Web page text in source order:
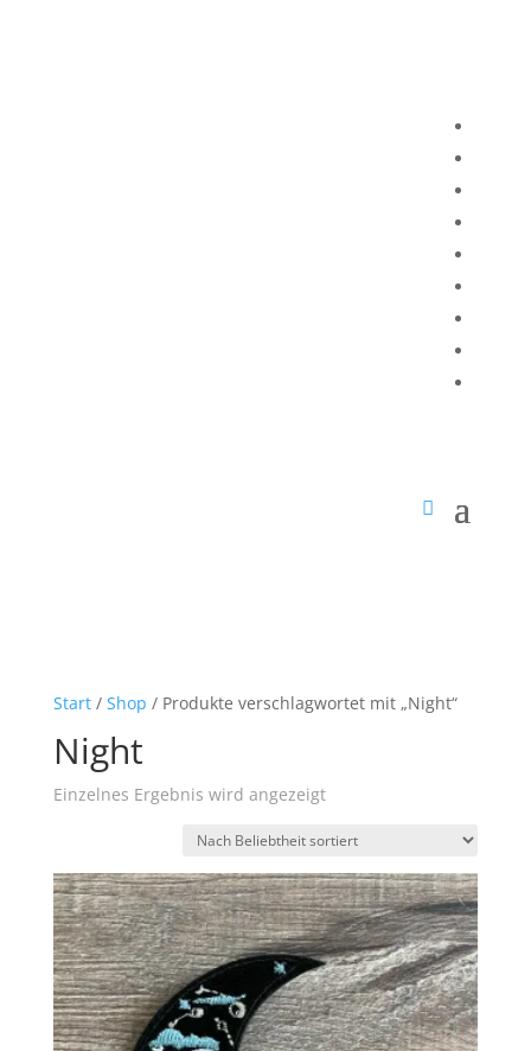
Start/ Shop / Produkte verschlagwortet mit „Night“
Night
Einzelnes Ergebnis wird angezeigt